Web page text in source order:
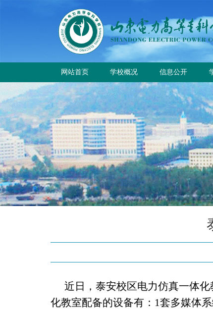
网站首页 学校概况
学校简介
学校章程
历史沿革
规章制度
校园风貌
信息公开
近日，泰安校区电力仿真一体
化教室配备的设备有： 1套多媒体系